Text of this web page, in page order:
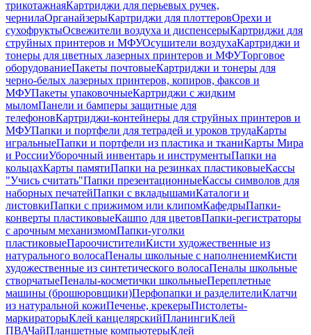
трикотажнаяКартриджи для перьевых ручек,
чернилаОрганайзерыКартриджи для плоттеровОрехи и
сухофруктыОсвежители воздуха и диспенсерыКартриджи для
струйных принтеров и МФУОсушители воздухаКартриджи и
тонеры для цветных лазерных принтеров и МФУТорговое
оборудованиеПакеты почтовыеКартриджи и тонеры для
черно-белых лазерных принтеров, копиров, факсов и
МФУПакеты упаковочныеКартриджи с жидким
мыломПанели и бамперы защитные для
телефоновКартриджи-контейнеры для струйных принтеров и
МФУПапки и портфели для тетрадей и уроков трудаКарты
игральныеПапки и портфели из пластика и тканиКарты Мира
и РоссииУборочный инвентарь и инструментыПапки на
кольцахКарты памятиПапки на резинках пластиковыеКассы
"Учись считать"Папки презентационныеКассы символов для
наборных печатейПапки с вкладышамиКаталоги и
листовкиПапки с прижимом или клипомКафедрыПапки-
конверты пластиковыеКашпо для цветовПапки-регистраторы
с арочным механизмомПапки-уголки
пластиковыеПароочистителиКисти художественные из
натурального волосаПеналы школьные с наполнениемКисти
художественные из синтетического волосаПеналы школьные
створчатыеПеналы-косметички школьныеПереплетные
машины (брошюровщики)Перфопапки и разделителиКлатчи
из натуральной кожиПеченье, крекерыПистолеты-
маркираторыКлей канцелярскийПланингиКлей
ПВАЧайПланшетные компьютерыКлей